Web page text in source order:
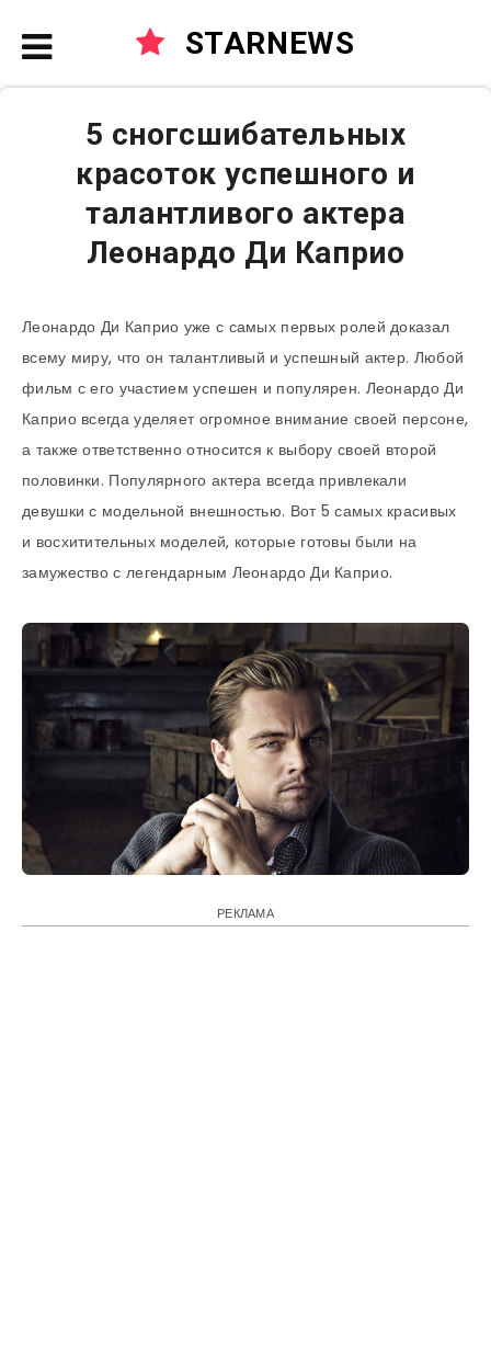
STARNEWS
5 сногсшибательных
красоток успешного и
талантливого актера
Леонардо Ди Каприо
Леонардо Ди Каприо уже с самых первых ролей доказал
всему миру, что он талантливый и успешный актер. Любой
фильм с его участием успешен и популярен. Леонардо Ди
Каприо всегда уделяет огромное внимание своей персоне,
а также ответственно относится к выбору своей второй
половинки. Популярного актера всегда привлекали
девушки с модельной внешностью. Вот 5 самых красивых
и восхитительных моделей, которые готовы были на
замужество с легендарным Леонардо Ди Каприо.
РЕКЛАМА